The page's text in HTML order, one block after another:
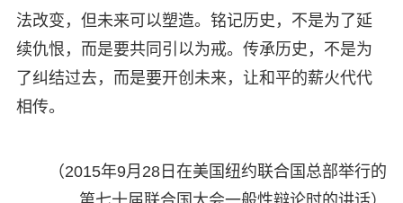
法改变，但未来可以塑造。铭记历史，不是为了延
续仇恨，而是要共同引以为戒。传承历史，不是为
了纠结过去，而是要开创未来，让和平的薪火代代
相传。
（2015年9月28日在美国纽约联合国总部举行的